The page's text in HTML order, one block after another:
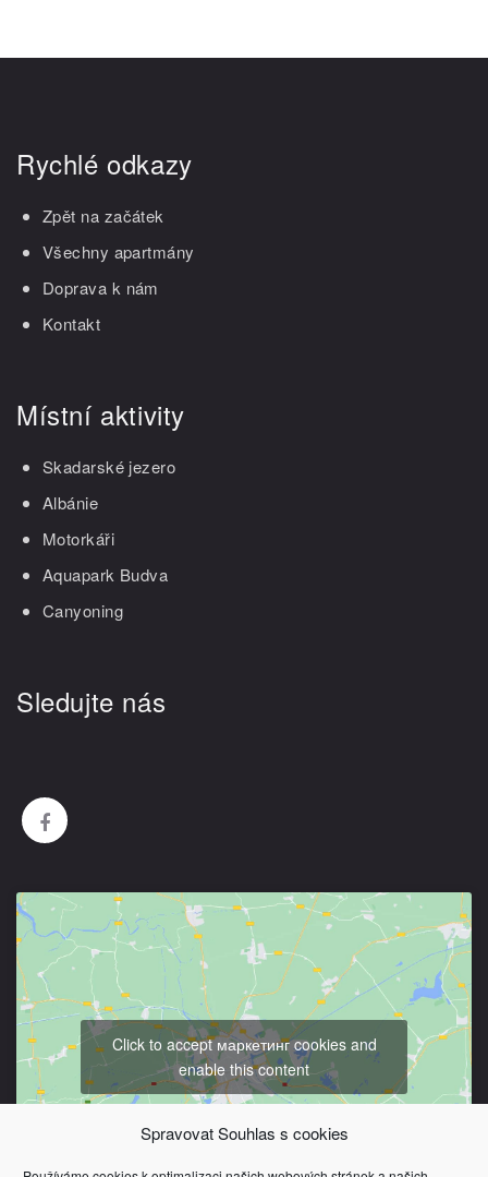
Spravovat Souhlas s cookies
Rychlé odkazy
Zpět na začátek
Všechny apartmány
Doprava k nám
Kontakt
Místní aktivity
Skadarské jezero
Albánie
Motorkáři
Aquapark Budva
Canyoning
Sledujte nás
Click to accept маркетинг cookies and
enable this content